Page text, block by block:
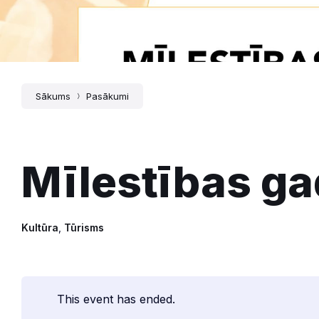
Sākums Pasākumi
Mīlestības
Kultūra Tūrisms
This event has ended.